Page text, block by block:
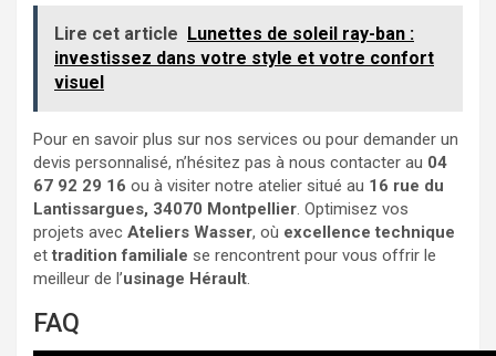
Lire cet article Lunettes de soleil ray-ban :
investissez dans votre style et votre confort
visuel
Pour en savoir plus sur nos services ou pour demander un
devis personnalisé, n’hésitez pas à nous contacter au 04
67 92 29 16 ou à visiter notre atelier situé au 16 rue du
Lantissargues, 34070 Montpellier. Optimisez vos
projets avec Ateliers Wasser, où excellence technique
ettradition familiale se rencontrent pour vous offrir le
meilleur de l’usinage Hérault.
FAQ